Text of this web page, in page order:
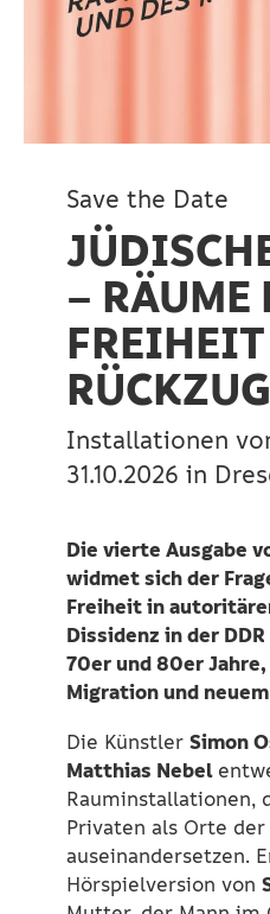
Save the Date
– RÄUME
Installationen
31.10.2026 in
Die vierte Ausgabe
widmet sich der
Freiheit in
Dissidenz in der
70er und 80er
Migration und
Die Künstler Simon
Matthias Nebel
Rauminstallationen,
Privaten als Orte
auseinandersetzen.
Hörspielversion von